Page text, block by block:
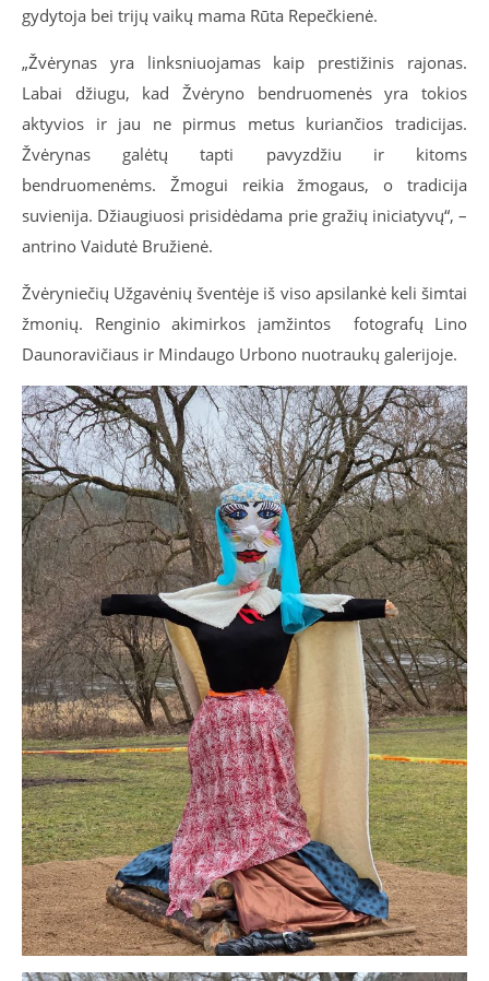
gydytoja bei trijų vaikų mama Rūta Repečkienė.
„Žvėrynas yra linksniuojamas kaip prestižinis rajonas.
Labai džiugu, kad Žvėryno bendruomenės yra tokios
aktyvios ir jau ne pirmus metus kuriančios tradicijas.
Žvėrynas galėtų tapti pavyzdžiu ir kitoms
bendruomenėms. Žmogui reikia žmogaus, o tradicija
suvienija. Džiaugiuosi prisidėdama prie gražių iniciatyvų“, –
antrino Vaidutė Bružienė.
Žvėryniečių Užgavėnių šventėje iš viso apsilankė keli šimtai
žmonių. Renginio akimirkos įamžintos fotografų Lino
Daunoravičiaus ir Mindaugo Urbono nuotraukų galerijoje.